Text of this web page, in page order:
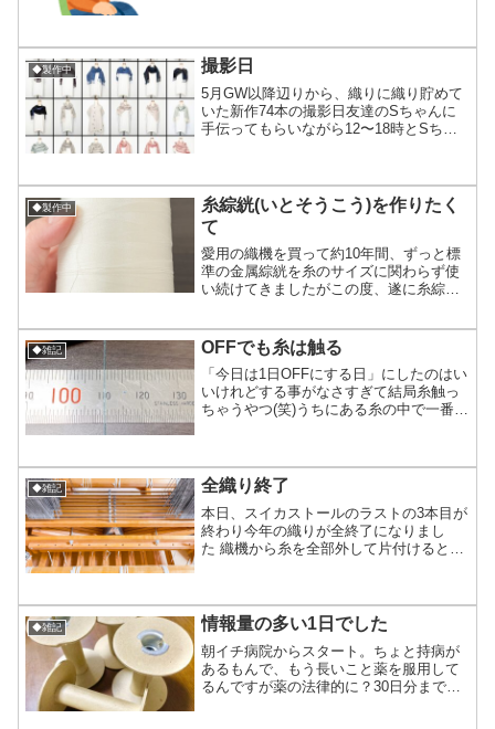
もちょっと不思議な気分です。右足の坐
骨神経痛の症状や左足の緩...
◆製作中 撮影日
5月GW以降辺りから、織りに織り貯めて
いた新作74本の撮影日友達のSちゃんに
手伝ってもらいながら12〜18時とSちゃ
250枚！！！ヽ(o`Д´o)ﾉ（画像で270と...
◆製作中
糸綜絖(いとそうこう)を作りたく
て
愛用の織機を買って約10年間、ずっと標
準の金属綜絖を糸のサイズに関わらず使
い続けてきましたがこの度、遂に糸綜絖
絖(そうこう)機織りで縦糸を1本1本通
し、上がり下がりすることで模様を作り
出してくれる部分。手...
◆雑記 OFFでも糸は触る
「今日は1日OFFにする日」にしたのはい
いけれどする事がなさすぎて結局糸触っ
ちゃうやつ(笑)うちにある糸の中で一番細
る！！これまではこの細さの糸を織りで
使うには数本...
◆雑記 全織り終了
本日、スイカストールのラストの3本目が
終わり今年の織りが全終了になりまし
た 織機から糸を全部外して片付けるとス
てどんどん形になっていくのが好きなん
だなぁ デザフェスから...
◆雑記 情報量の多い1日でした
朝イチ病院からスタート。ちょと持病が
あるもんで、もう長いこと薬を服用して
るんですが薬の法律的に？30日分までし